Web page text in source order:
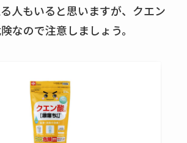
人もいると思いますが、クエン
なので注意しましょう。